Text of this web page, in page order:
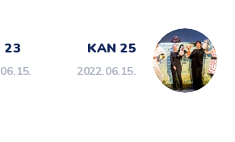
23 KAN 25
2022.06.15.